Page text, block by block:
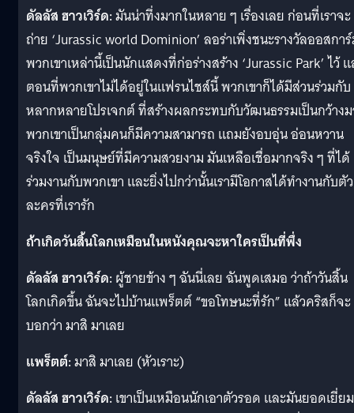
ดัลลัส ฮาวเวิร์ด:มันน่าทึ่งมากในหลาย ๆ เรื่องเลย ก่อนที่เราจะ
ถ่าย ‘Jurassic world Dominion’ ลอร่าเพิ่งชนะรางวัลออสกา
พวกเขาเหล่านี้เป็นนักแสดงที่ก่อร่างสร้าง ‘Jurassic Park’ ไว้
ตอนที่พวกเขาไม่ได้อยู่ในแฟรนไชส์นี้ พวกเขาก็ได้มีส่วนร่วมกับ
หลากหลายโปรเจกต์ ที่สร้างผลกระทบกับวัฒนธรรมเป็นกว้าง
พวกเขาเป็นกลุ่มคนก็มีความสามารถ แถมยังอบอุ่น อ่อนหวาน
จริงใจ เป็นมนุษย์ที่มีความสวยงาม มันเหลือเชื่อมากจริง ๆ ที่ได้
ร่วมงานกับพวกเขา และยิ่งไปกว่านั้นเรามีโอกาสได้ทำงานกับตัว
ละครที่เรารัก
ถ้าเกิดวันสิ้นโลกเหมือนในหนังคุณจะหาใครเป็นที่พึ่ง
ดัลลัส ฮาวเวิร์ด:ผู้ชายข้าง ๆ ฉันนี่เลย ฉันพูดเสมอ ว่าถ้าวันสิ้น
โลกเกิดขึ้น ฉันจะไปบ้านแพร็ตต์ “ขอโทษนะที่รัก” แล้วคริสก็จะ
บอกว่า มาสิ มาเลย
แพร็ตต์:มาสิ มาเลย (หัวเราะ)
ดัลลัส ฮาวเวิร์ด:เขาเป็นเหมือนนักเอาตัวรอด และมันยอดเยี่ยม